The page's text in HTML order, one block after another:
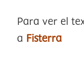
Para ver el
a Fisterra